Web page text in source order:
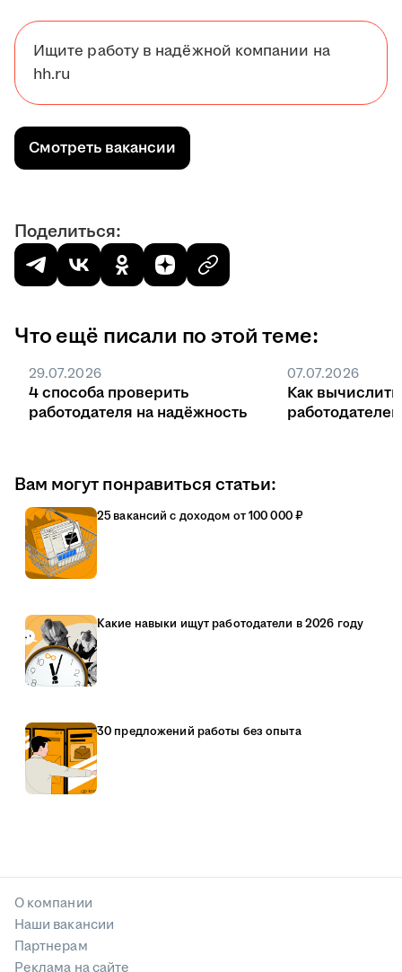
Ищите работу в надёжной компании на
hh.ru
Смотреть вакансии
Поделиться:
Что ещё писали по этой теме:
29.07.2026
4 способа проверить
работодателя на надёжность
07.07.2026
Как вычислить
Вам могут понравиться статьи:
25 вакансий с доходом от 100 000 ₽
Какие навыки ищут работодатели в 2026 году
30 предложений работы без опыта
О компании
Наши вакансии
Партнерам
Реклама на сайте